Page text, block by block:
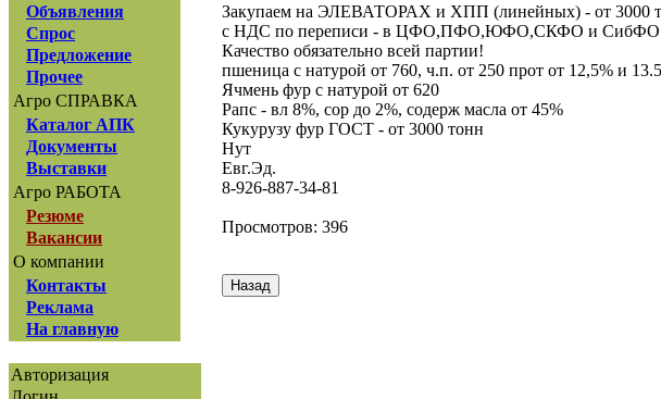
Объявления
Спрос
Предложение
Прочее
Агро СПРАВКА
Каталог АПК
Документы
Выставки
Агро РАБОТА
Резюме
Вакансии
О компании
Контакты
Реклама
На главную
Авторизация
Закупаем на ЭЛЕВАТОРАХ и ХПП (линейных) - от 3000
с НДС по переписи - в ЦФО,ПФО,ЮФО,СКФО и СибФО
Качество обязательно всей партии!
пшеница с натурой от 760, ч.п. от 250 прот от 12,5% и
Ячмень фур с натурой от 620
Рапс - вл 8%, сор до 2%, содерж масла от 45%
Кукурузу фур ГОСТ - от 3000 тонн
Нут
Евг.Эд.
8-926-887-34-81
Просмотров: 396